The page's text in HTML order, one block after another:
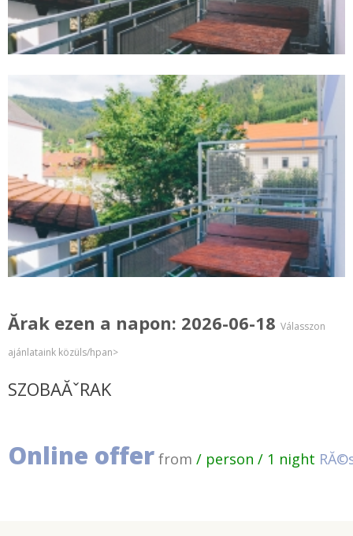
Ărak ezen a napon: 2026-06-18 Válasszon
ajánlataink közüls/hpan>
SZOBAĂˇRAK
Online offer from / person / 1 night